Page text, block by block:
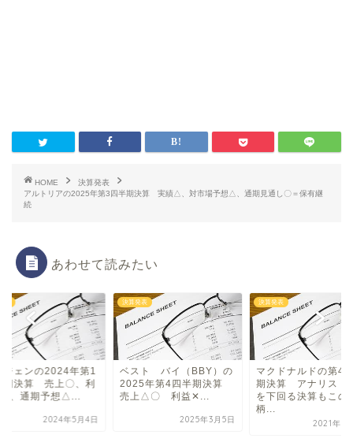
HOME
決算発表
アルトリアの2025年第3四半期決算 実績△、対市場予想△、通期見通し〇＝保有継
続
あわせて読みたい
ジェンの2024年第1
期決算 売上〇、利
、通期予想△...
2024年5月4日
決算発表
ベスト バイ（BBY）の
2025年第4四半期決算
売上△〇 利益✕...
2025年3月5日
決算発表
マクドナルドの第4
期決算 アナリスト
を下回る決算もこの
柄...
2021年1